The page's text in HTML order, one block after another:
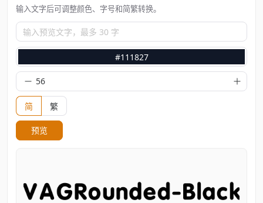
输入文字后可调整颜色、字号和简繁转换。
输入预览文字，最多 30 字
#111827
简 繁
预览